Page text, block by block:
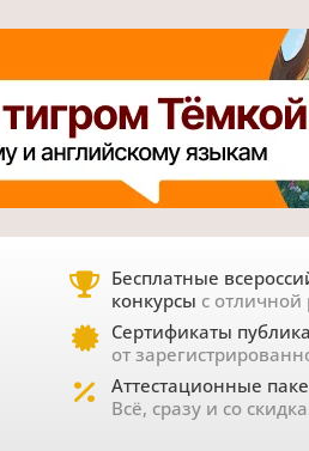
Бесплатные
конкурсы с отличной
Сертификаты
от
Аттестационные
Всё, сразу и со